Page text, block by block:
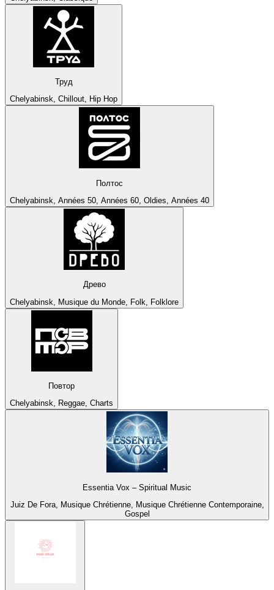
Труд
Chelyabinsk, Chillout, Hip Hop
Полтос
Chelyabinsk, Années 50, Années 60, Oldies, Années 40
Древо
Chelyabinsk, Musique du Monde, Folk, Folklore
Повтор
Chelyabinsk, Reggae, Charts
Essentia Vox – Spiritual Music
Juiz De Fora, Musique Chrétienne, Musique Chrétienne Contemporaine,
Gospel